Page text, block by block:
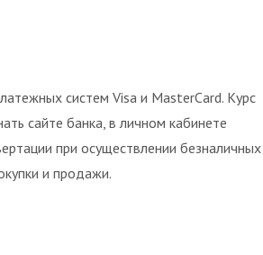
систем Visa и MasterCard. Курс
сайте банка, в личном кабинете
при осуществлении безналичных
и продажи.